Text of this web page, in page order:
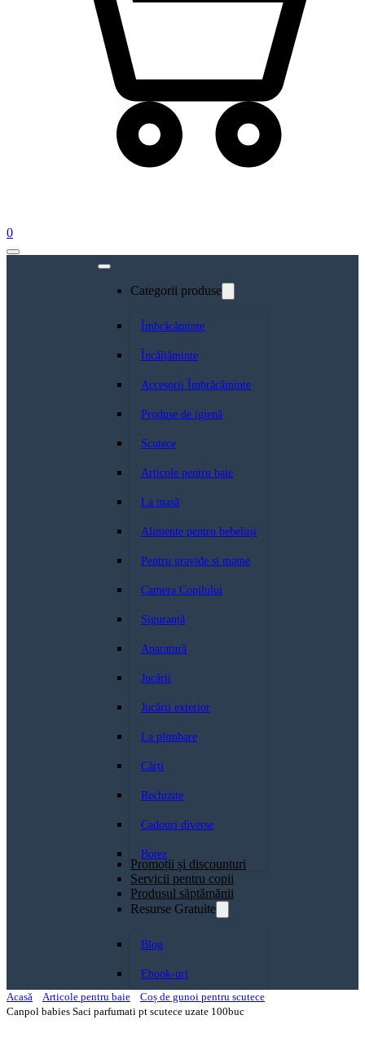
0
Categorii produse
Îmbrăcăminte
Încălțăminte
Accesorii Îmbrăcăminte
Produse de igienă
Scutece
Articole pentru baie
La masă
Alimente pentru bebeluși
Pentru gravide si mame
Camera Copilului
Siguranță
Aparatură
Jucării
Jucării exterior
La plimbare
Cărți
Rechizite
Cadouri diverse
Botez
Promoții și discounturi
Servicii pentru copii
Produsul săptămănii
Resurse Gratuite
Blog
Ebook-uri
Acasă
Articole pentru baie
Coș de gunoi pentru scutece
Canpol babies Saci parfumati pt scutece uzate 100buc